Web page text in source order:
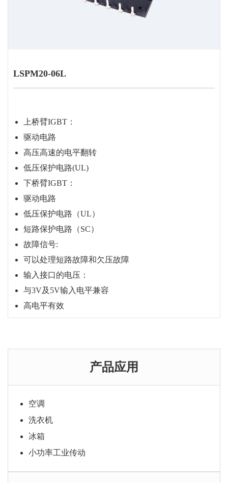
LSPM20-06L
上桥臂IGBT：
驱动电路
高压高速的电平翻转
低压保护电路(UL)
下桥臂IGBT：
驱动电路
低压保护电路（UL）
短路保护电路（SC）
故障信号:
可以处理短路故障和欠压故障
输入接口的电压：
与3V及5V输入电平兼容
高电平有效
产品应用
空调
洗衣机
冰箱
小功率工业传动